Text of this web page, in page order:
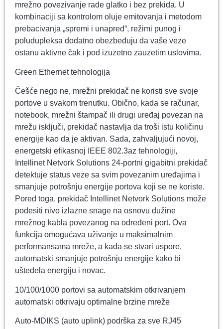
mrežno povezivanje rade glatko i bez prekida. U
kombinaciji sa kontrolom oluje emitovanja i metodom
prebacivanja „spremi i unapred“, režimi punog i
poludupleksa dodatno obezbeđuju da vaše veze
ostanu aktivne čak i pod izuzetno zauzetim uslovima.
Green Ethernet tehnologija
Češće nego ne, mrežni prekidač ne koristi sve svoje
portove u svakom trenutku. Obično, kada se računar,
notebook, mrežni štampač ili drugi uređaj povezan na
mrežu isključi, prekidač nastavlja da troši istu količinu
energije kao da je aktivan. Sada, zahvaljujući novoj,
energetski efikasnoj IEEE 802.3az tehnologiji,
Intellinet Netvork Solutions 24-portni gigabitni prekidač
detektuje status veze sa svim povezanim uređajima i
smanjuje potrošnju energije portova koji se ne koriste.
Pored toga, prekidač Intellinet Netvork Solutions može
podesiti nivo izlazne snage na osnovu dužine
mrežnog kabla povezanog na određeni port. Ova
funkcija omogućava uživanje u maksimalnim
performansama mreže, a kada se stvari uspore,
automatski smanjuje potrošnju energije kako bi
uštedela energiju i novac.
10/100/1000 portovi sa automatskim otkrivanjem
automatski otkrivaju optimalne brzine mreže
Auto-MDIKS (auto uplink) podrška za sve RJ45